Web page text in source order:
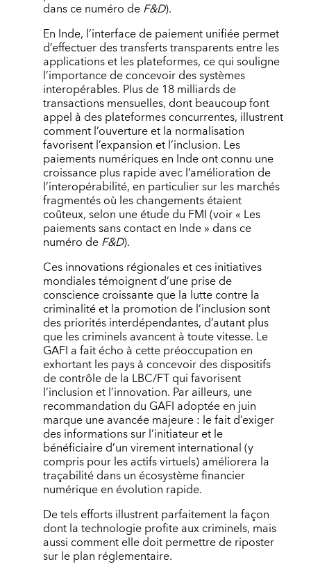
dans ce numéro deF&D).
En Inde, l’interface de paiement unifiée permet
d’effectuer des transferts transparents entre les
applications et les plateformes, ce qui souligne
l’importance de concevoir des systèmes
interopérables. Plus de 18 milliards de
transactions mensuelles, dont beaucoup font
appel à des plateformes concurrentes, illustrent
comment l’ouverture et la normalisation
favorisent l’expansion et l’inclusion. Les
paiements numériques en Inde ont connu une
croissance plus rapide avec l’amélioration de
l’interopérabilité, en particulier sur les marchés
fragmentés où les changements étaient
coûteux, selon une étude du FMI (voir « Les
paiements sans contact en Inde » dans ce
numéro deF&D).
Ces innovations régionales et ces initiatives
mondiales témoignent d’une prise de
conscience croissante que la lutte contre la
criminalité et la promotion de l’inclusion sont
des priorités interdépendantes, d’autant plus
que les criminels avancent à toute vitesse. Le
GAFI a fait écho à cette préoccupation en
exhortant les pays à concevoir des dispositifs
de contrôle de la LBC/FT qui favorisent
l’inclusion et l’innovation. Par ailleurs, une
recommandation du GAFI adoptée en juin
marque une avancée majeure : le fait d’exiger
des informations sur l’initiateur et le
bénéficiaire d’un virement international (y
compris pour les actifs virtuels) améliorera la
traçabilité dans un écosystème financier
numérique en évolution rapide.
De tels efforts illustrent parfaitement la façon
dont la technologie profite aux criminels, mais
aussi comment elle doit permettre de riposter
sur le plan réglementaire.